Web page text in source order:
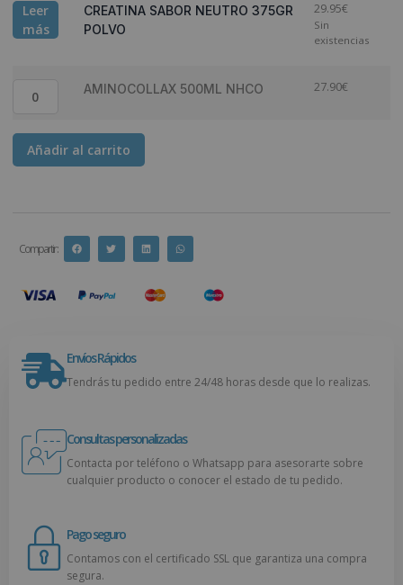
Leer
más
CREATINA SABOR NEUTRO 375GR
POLVO
29.95€
Sin
existencias
AMINOCOLLAX 500ML NHCO 27.90€
Añadir al carrito
Compartir :
Envíos Rápidos
Tendrás tu pedido entre 24/48 horas desde que lo realizas.
Consultas personalizadas
Contacta por teléfono o Whatsapp para asesorarte sobre
cualquier producto o conocer el estado de tu pedido.
Pago seguro
Contamos con el certificado SSL que garantiza una compra
segura.